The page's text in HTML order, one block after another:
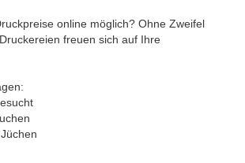
online möglich? Ohne Zweifel
freuen sich auf Ihre